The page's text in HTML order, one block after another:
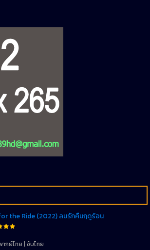
the Ride (2022) ลมรักคืนฤดูร้อน
ากย์ไทย | ซับไทย